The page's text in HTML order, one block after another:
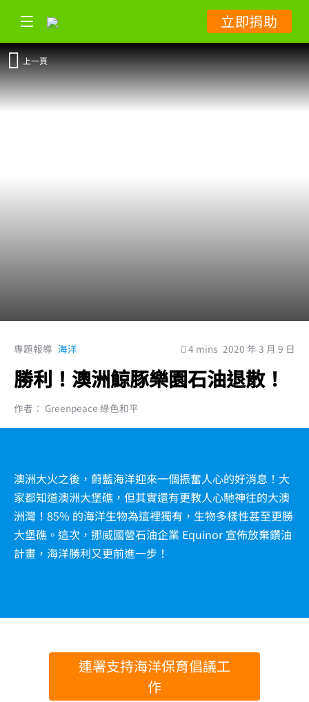
立即捐助
上一頁
專題報導 海洋 4 mins 2020 年 3 月 9 日
勝利！澳洲鯨豚樂園石油退散！
作者： Greenpeace 綠色和平
澳洲大火之後，蔚藍海洋迎來一個振奮人心的好消息！大
家都知道澳洲大堡礁，但其實還有更教人心馳神往的大澳
洲灣！85% 的海洋生物為這裡獨有，生物多樣性甚至更勝
大堡礁。這次，挪威國營石油企業 Equinor 宣佈放棄鑽油
計畫，海洋勝利又更前進一步！
連署支持海洋保育倡議工
作